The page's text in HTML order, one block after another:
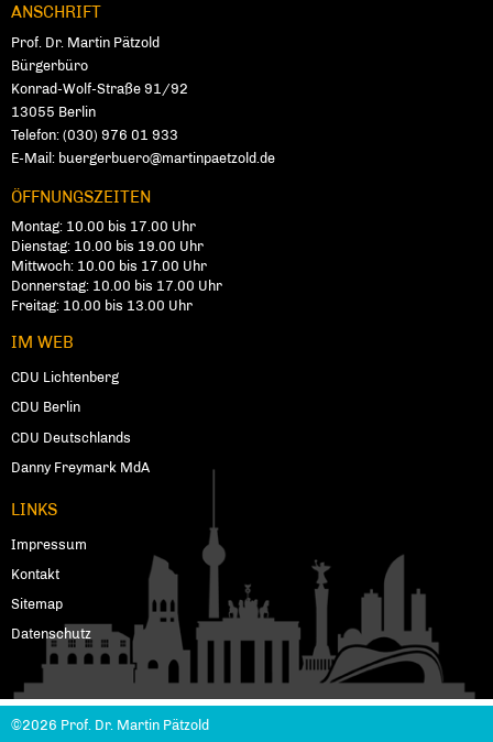
Fußbereich
ANSCHRIFT
Prof. Dr. Martin Pätzold
Bürgerbüro
Konrad-Wolf-Straße 91/92
13055 Ber­lin
Telefon: (030) 976 01 933
E-Mail: buergerbuero@martinpaetzold.de
ÖFFNUNGSZEITEN
Mon­tag: 10.00 bis 17.00 Uhr
Diens­tag: 10.00 bis 19.00 Uhr
Mitt­wo­ch: 10.00 bis 17.00 Uhr
Don­ners­tag: 10.00 bis 17.00 Uhr
Frei­tag: 10.00 bis 13.00 Uhr
IM WEB
CDU Lich­ten­berg
CDU Berlin
CDU Deutschlands
Danny Freymark MdA
LINKS
Impressum
Kontakt
Sitemap
Datenschutz
©2026 Prof. Dr. Martin Pätzold